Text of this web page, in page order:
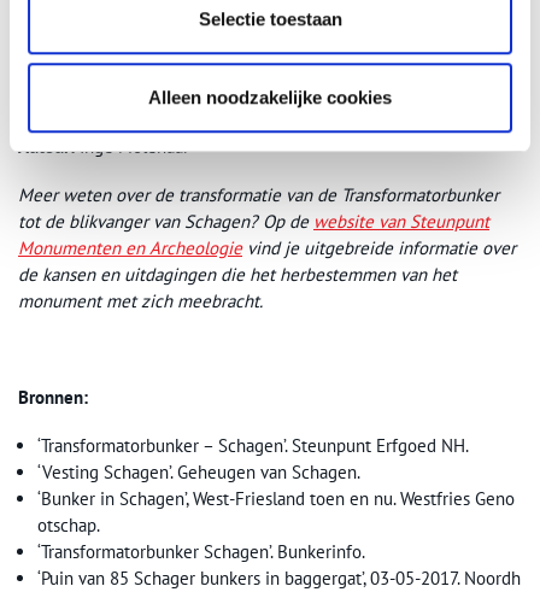
Selectie toestaan
Alleen noodzakelijke cookies
Steunpunt Monumenten en Archeologie Noord-Holland.
Auteur:Inge Molenaar
Meer weten over de transformatie van de Transformatorbunker
tot de blikvanger van Schagen? Op de website van Steunpunt
Monumenten en Archeologievind je uitgebreide informatie over
de kansen en uitdagingen die het herbestemmen van het
monument met zich meebracht.
Bronnen:
‘Transformatorbunker – Schagen’. Steunpunt Erfgoed NH.
‘Vesting Schagen’. Geheugen van Schagen.
‘Bunker in Schagen’, West-Friesland toen en nu. Westfries Geno
otschap.
‘Transformatorbunker Schagen’. Bunkerinfo.
‘Puin van 85 Schager bunkers in baggergat’, 03-05-2017. Noordh